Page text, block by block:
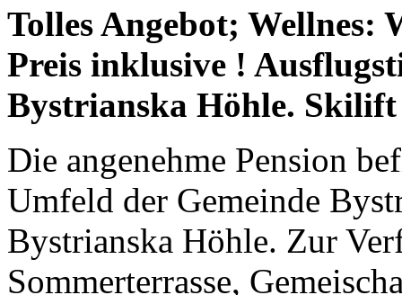
Tolles Angebot; Wellnes:
Preis inklusive !
Bystrianska Höhle.
Die angenehme Pension
Umfeld der Gemeinde
Bystrianska Höhle. Zur
Sommerterrasse,